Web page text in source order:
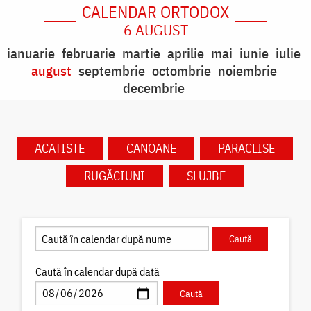
CALENDAR ORTODOX
6 AUGUST
ianuarie februarie martie aprilie mai iunie iulie
august septembrie octombrie noiembrie
decembrie
ACATISTE CANOANE
PARACLISE
RUGĂCIUNI
SLUJBE
Caută în calendar după dată